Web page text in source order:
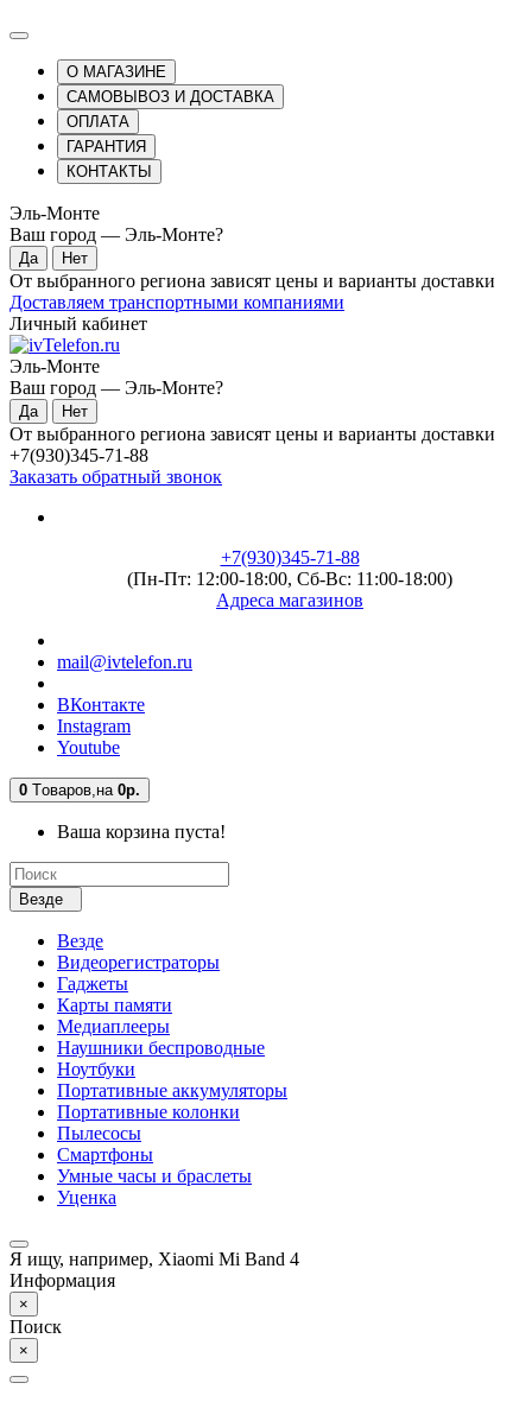
О МАГАЗИНЕ
САМОВЫВОЗ И ДОСТАВКА
ОПЛАТА
ГАРАНТИЯ
КОНТАКТЫ
Эль-Монте
Ваш город — Эль-Монте?
От выбранного региона зависят цены и варианты доставки
Доставляем транспортными компаниями
Личный кабинет
Эль-Монте
Ваш город — Эль-Монте?
От выбранного региона зависят цены и варианты доставки
+7(930)345-71-88
Заказать обратный звонок
+7(930)345-71-88
(Пн-Пт: 12:00-18:00, Сб-Вс: 11:00-18:00)
Адреса магазинов
mail@ivtelefon.ru
ВКонтакте
Instagram
Youtube
0 Tоваров,на 0р.
Ваша корзина пуста!
Везде
Везде
Видеорегистраторы
Гаджеты
Карты памяти
Медиаплееры
Наушники беспроводные
Ноутбуки
Портативные аккумуляторы
Портативные колонки
Пылесосы
Смартфоны
Умные часы и браслеты
Уценка
Я ищу, например, Xiaomi Mi Band 4
Информация
×
Поиск
×